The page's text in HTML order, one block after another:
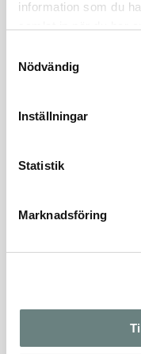
information som du
Nödvändig
Inställningar
Statistik
Marknadsföring
TIPS